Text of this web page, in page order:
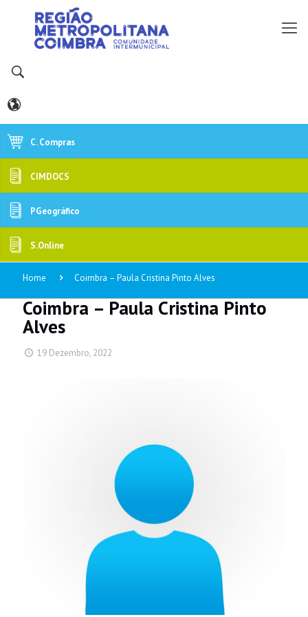
C. Compras
CIMDOCS
PGeográfico
S.Online
Home Coimbra – Paula Cristina Pinto Alves
Coimbra – Paula Cristina Pinto
Alves
19 Dezembro, 2022